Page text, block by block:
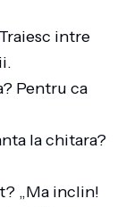
intre
Pentru ca
la chitara?
„Ma inclin!